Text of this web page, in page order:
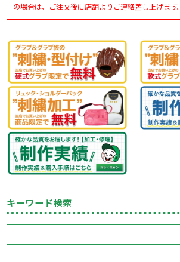
の場合は、ご注文後に店舗よりご連絡差し上げます。
キーワード検索